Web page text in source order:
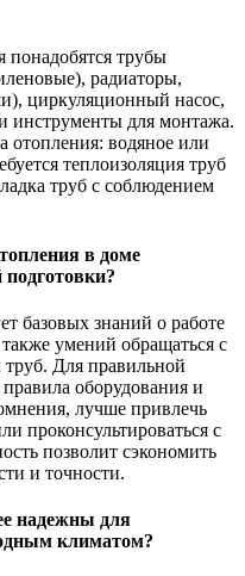
понадобятся трубы
радиаторы,
циркуляционный насос,
инструменты для монтажа.
отопления: водяное или
теплоизоляция труб
труб с соблюдением
в доме
подготовки?
базовых знаний о работе
умений обращаться с
Для правильной
оборудования и
лучше привлечь
проконсультироваться с
позволит сэкономить
и точности.
надежны для
климатом?